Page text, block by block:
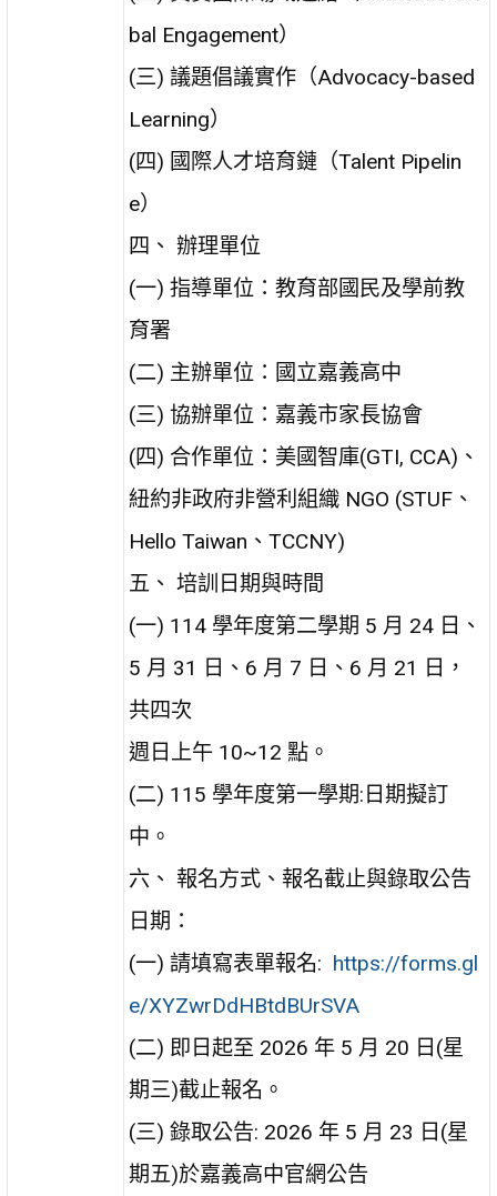
bal Engagement）
(三) 議題倡議實作（Advocacy-based
Learning）
(四) 國際人才培育鏈（Talent Pipelin
e）
四、 辦理單位
(一) 指導單位：教育部國民及學前教
育署
(二) 主辦單位：國立嘉義高中
(三) 協辦單位：嘉義市家長協會
(四) 合作單位：美國智庫(GTI, CCA)、
紐約非政府非營利組織 NGO (STUF、
Hello Taiwan、TCCNY)
五、 培訓日期與時間
(一) 114 學年度第二學期 5 月 24 日、
5 月 31 日、6 月 7 日、6 月 21 日，
共四次
週日上午 10~12 點。
(二) 115 學年度第一學期:日期擬訂
中。
六、 報名方式、報名截止與錄取公告
日期：
(一) 請填寫表單報名: https://forms.gl
e/XYZwrDdHBtdBUrSVA
(二) 即日起至 2026 年 5 月 20 日(星
期三)截止報名。
(三) 錄取公告: 2026 年 5 月 23 日(星
期五)於嘉義高中官網公告